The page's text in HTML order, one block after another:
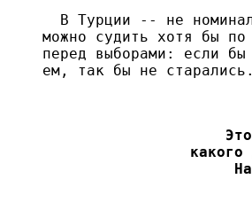
В Турции -- не
можно судить хотя бы по
перед выборами: если
ем, так бы не старались.